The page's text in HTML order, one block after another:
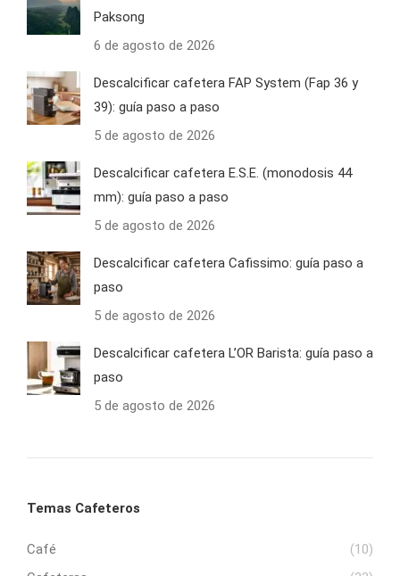
Paksong
6 de agosto de 2026
Descalcificar cafetera FAP System (Fap 36 y
39): guía paso a paso
5 de agosto de 2026
Descalcificar cafetera E.S.E. (monodosis 44
mm): guía paso a paso
5 de agosto de 2026
Descalcificar cafetera Cafissimo: guía paso a
paso
5 de agosto de 2026
Descalcificar cafetera L’OR Barista: guía paso a
paso
5 de agosto de 2026
Temas Cafeteros
Café
(10)